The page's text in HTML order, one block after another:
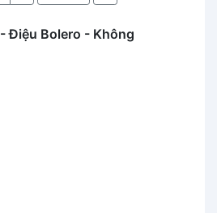
- Điệu Bolero - Không